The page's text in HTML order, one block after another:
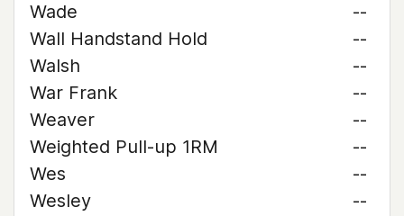
Wade
--
Wall Handstand Hold
--
Walsh
--
War Frank
--
Weaver
--
Weighted Pull-up 1RM
--
Wes
--
Wesley
--